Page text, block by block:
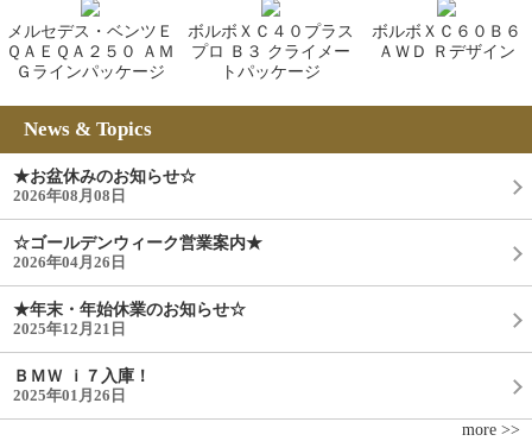
メルセデス・ベンツＥ
ＱＡＥＱＡ２５０ ＡＭ
Ｇラインパッケージ
ボルボＸＣ４０プラス
プロ Ｂ３ クライメー
トパッケージ
ボルボＸＣ６０Ｂ６
ＡＷＤ Ｒデザイン
News & Topics
★お盆休みのお知らせ☆
2026年08月08日
☆ゴールデンウィーク営業案内★
2026年04月26日
★年末・年始休業のお知らせ☆
2025年12月21日
ＢＭＷ ｉ７入庫！
2025年01月26日
more >>